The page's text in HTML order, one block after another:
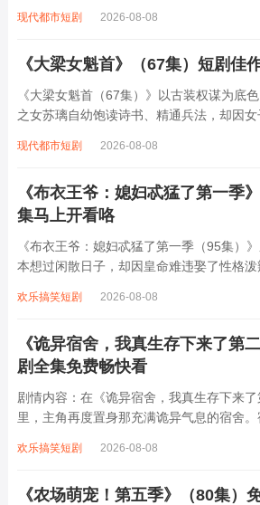
摸不着头脑的举动。女主在困惑中开始调查
现代都市短剧 2026-08-08
《大梁女魁首》（67集）短剧佳
《大梁女魁首（67集）》以古装权谋为底
之女苏璃自幼饱读诗书、精通兵法，却因女
野的“女魁首”。期间，她周旋于野心勃勃的
现代都市短剧 2026-08-08
《布衣王爷：媳妇忒猛了第一季
集马上开看咯
《布衣王爷：媳妇忒猛了第一季（95集）
本想过闲散日子，却因皇命难违娶了性格泼
府中暗流涌动，各方势力觊觎，女主凭借自
欢乐搞笑短剧 2026-08-08
《诡异宿舍，我真生存下来了第
剧全集免费畅快看
剧情内容：在《诡异宿舍，我真生存下来了
里，主角再度置身那充满诡异气息的宿舍。
与智慧，在危险中不断摸索生存之道，一边
欢乐搞笑短剧 2026-08-08
《农场萌宠！第五季》（80集）